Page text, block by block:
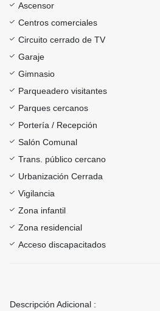
Ascensor
Centros comerciales
Circuito cerrado de TV
Garaje
Gimnasio
Parqueadero visitantes
Parques cercanos
Portería / Recepción
Salón Comunal
Trans. público cercano
Urbanización Cerrada
Vigilancia
Zona infantil
Zona residencial
Acceso discapacitados
Descripción Adicional :